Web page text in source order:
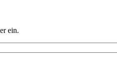
ein.